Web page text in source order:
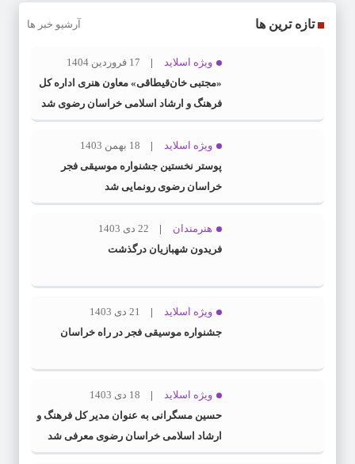
تازه ترین ها آرشیو خبر ها
ویژه اسلاید
17 فروردین 1404
«مجتبی خان‌قیطاقی» معاون هنری اداره کل
فرهنگ و ارشاد اسلامی خراسان رضوی شد
ویژه اسلاید
18 بهمن 1403
پوستر نخستین جشنواره موسیقی فجر
خراسان رضوی رونمایی شد
هنرمندان
22 دی 1403
فریدون شهبازیان درگذشت
ویژه اسلاید
21 دی 1403
جشنواره موسیقی فجر در راه خراسان
ویژه اسلاید
18 دی 1403
حسین مسگرانی به عنوان مدیر کل فرهنگ و
ارشاد اسلامی خراسان رضوی معرفی شد